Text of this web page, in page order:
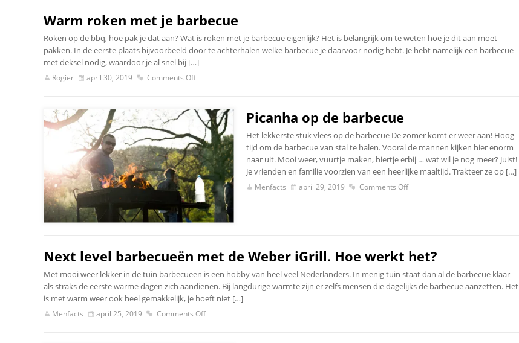
Warm roken met je barbecue
Roken op de bbq, hoe pak je dat aan? Wat is roken met je barbecue eigenlijk? Het is belangrijk om te weten hoe je dit aan moet
pakken. In de eerste plaats bijvoorbeeld door te achterhalen welke barbecue je daarvoor nodig hebt. Je hebt namelijk een barbecue
met deksel nodig, waardoor je al snel bij […]
Rogier april 30, 2019 Comments Off
Picanha op de barbecue
Het lekkerste stuk vlees op de barbecue De zomer komt er weer aan! Hoog
tijd om de barbecue van stal te halen. Vooral de mannen kijken hier enorm
naar uit. Mooi weer, vuurtje maken, biertje erbij … wat wil je nog meer? Juist!
Je vrienden en familie voorzien van een heerlijke maaltijd. Trakteer ze op […]
Menfacts april 29, 2019 Comments Off
Next level barbecueën met de Weber iGrill. Hoe werkt het?
Met mooi weer lekker in de tuin barbecueën is een hobby van heel veel Nederlanders. In menig tuin staat dan al de barbecue klaar
als straks de eerste warme dagen zich aandienen. Bij langdurige warmte zijn er zelfs mensen die dagelijks de barbecue aanzetten. Het
is met warm weer ook heel gemakkelijk, je hoeft niet […]
Menfacts april 25, 2019 Comments Off